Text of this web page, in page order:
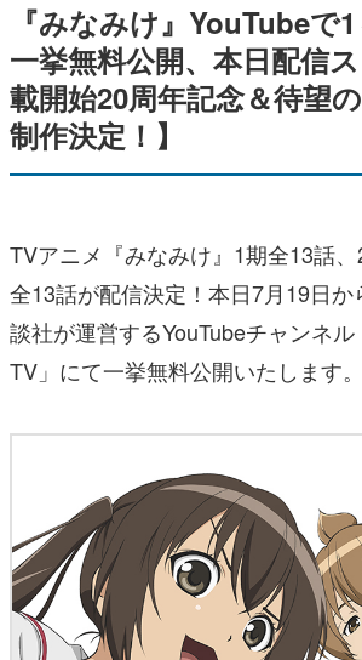
『みなみけ』YouTubeで
一挙無料公開、本日配信
載開始20周年記念＆待望
制作決定！】
TVアニメ『みなみけ』1期全13話
全13話が配信決定！本日7月19日
談社が運営するYouTubeチャンネ
TV」にて一挙無料公開いたします。